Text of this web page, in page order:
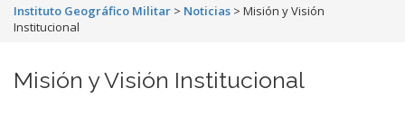
Instituto Geográfico Militar > Noticias > Misión y Visión
Institucional
Misión y Visión Institucional